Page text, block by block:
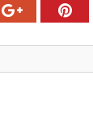
Google+